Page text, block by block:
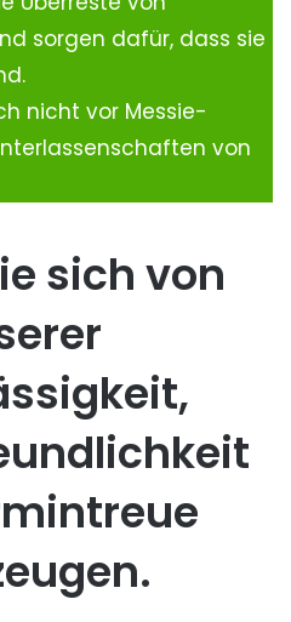
sorgen dafür, dass sie
nicht vor Messie-
von
sich von